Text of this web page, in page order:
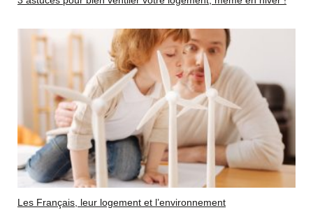
Les Français, leur logement et l’environnement